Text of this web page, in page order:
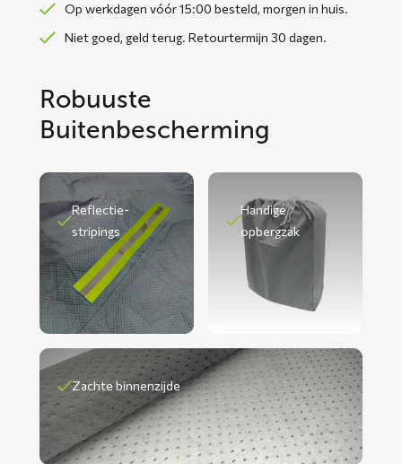
Op werkdagen vóór 15:00 besteld, morgen in huis.
Niet goed, geld terug. Retourtermijn 30 dagen.
Robuuste
Buitenbescherming
Reflectie-
stripings
Handige
opbergzak
Zachte binnenzijde